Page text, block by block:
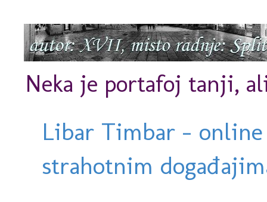
Neka je portafoj tanji,
Libar Timbar -
strahotnim